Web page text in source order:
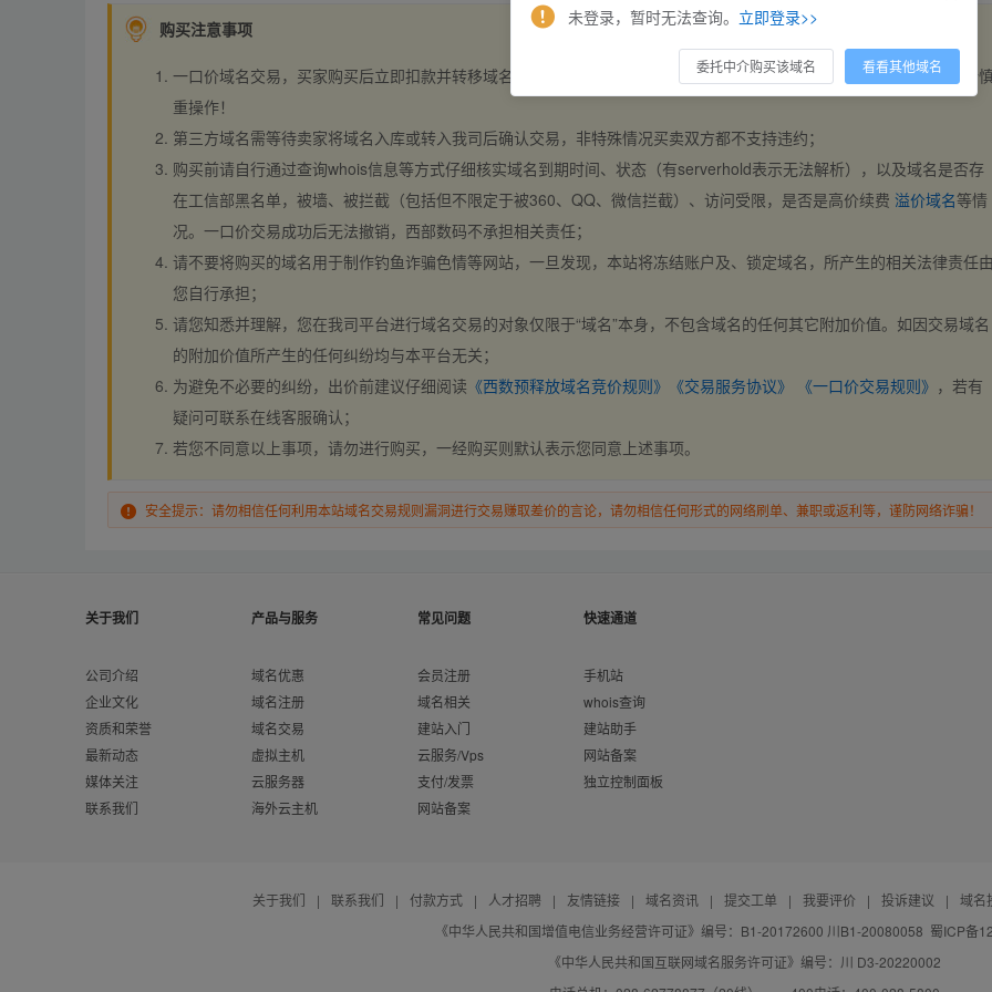
购买注意事项
一口价域名交易，买家购买后立即扣款并转移域名，交易自动完成。买卖双方都不支持违约，一旦出价不支持撤销，请
重操作！
第三方域名需等待卖家将域名入库或转入我司后确认交易，非特殊情况买卖双方都不支持违约；
购买前请自行通过查询whois信息等方式仔细核实域名到期时间、状态（有serverhold表示无法解析），以及域名是否存
在工信部黑名单，被墙、被拦截（包括但不限定于被360、QQ、微信拦截）、访问受限，是否是高价续费 溢价域名等情
况。一口价交易成功后无法撤销，西部数码不承担相关责任；
请不要将购买的域名用于制作钓鱼诈骗色情等网站，一旦发现，本站将冻结账户及、锁定域名，所产生的相关法律责任
您自行承担；
请您知悉并理解，您在我司平台进行域名交易的对象仅限于“域名”本身，不包含域名的任何其它附加价值。如因交易域名
的附加价值所产生的任何纠纷均与本平台无关；
为避免不必要的纠纷，出价前建议仔细阅读 《西数预释放域名竞价规则》 《交易服务协议》 《一口价交易规则》 ，若有
疑问可联系在线客服确认；
若您不同意以上事项，请勿进行购买，一经购买则默认表示您同意上述事项。
安全提示：请勿相信任何利用本站域名交易规则漏洞进行交易赚取差价的言论，请勿相信任何形式的网络刷单、兼职或返利等，谨防网络诈骗！
关于我们
公司介绍
企业文化
资质和荣誉
最新动态
媒体关注
联系我们
产品与服务
域名优惠
域名注册
域名交易
虚拟主机
云服务器
海外云主机
常见问题
会员注册
域名相关
建站入门
云服务/Vps
支付/发票
网站备案
快速通道
手机站
whois查询
建站助手
网站备案
独立控制面板
关于我们 | 联系我们 | 付款方式 | 人才招聘 | 友情链接 | 域名资讯 | 提交工单 | 我要评价 | 投诉建议 |
域名
《中华人民共和国增值电信业务经营许可证》编号：B1-20172600 川B1-20080058 蜀ICP备
《中华人民共和国互联网域名服务许可证》编号：川 D3-20220002
未登录，暂时无法查询。 立即登录>>
委托中介购买该域名 看看其他域名